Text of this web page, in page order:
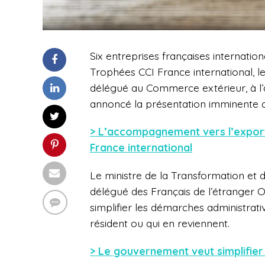
Six entreprises françaises
Trophées CCI France international,
délégué au Commerce extérieur, à
annoncé la présentation imminente
> L’accompagnement vers
France international
Le ministre de la Transformation et
délégué des Français de l’étranger
simplifier les démarches
résident ou qui en reviennent.
> Le gouvernement veut